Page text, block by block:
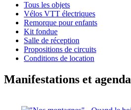
Tous les objets
Vélos VTT électriques
Remorque pour enfants
Kit fondue
Salle de réception
Propositions de circuits
Conditions de location
Manifestations et agenda